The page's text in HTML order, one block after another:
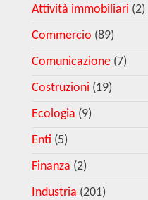
Attività immobiliari (2)
Commercio (89)
Comunicazione (7)
Costruzioni (19)
Ecologia (9)
Enti (5)
Finanza (2)
Industria (201)